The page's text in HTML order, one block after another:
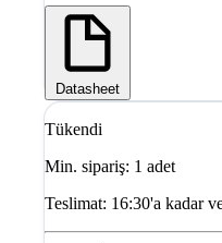
Datasheet
Tükendi
Min. sipariş: 1 adet
Teslimat: 16:30'a kadar